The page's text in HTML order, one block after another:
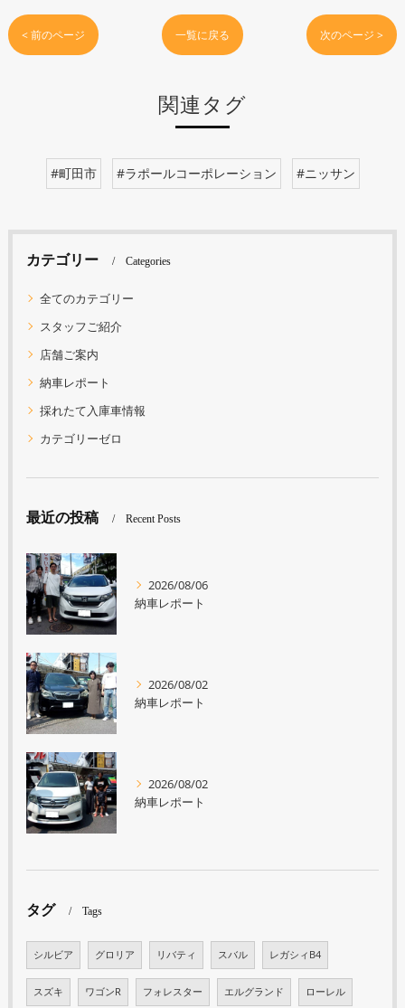
< 前のページ 一覧に戻る 次のページ >
関連タグ
#町田市 #ラポールコーポレーション #ニッサン
カテゴリー Categories
全てのカテゴリー
スタッフご紹介
店舗ご案内
納車レポート
採れたて入庫車情報
カテゴリーゼロ
最近の投稿 Recent Posts
2026/08/06
納車レポート
2026/08/02
納車レポート
2026/08/02
納車レポート
タグ Tags
シルビア グロリア リバティ スバル レガシィB4
スズキ ワゴンR フォレスター エルグランド ローレル